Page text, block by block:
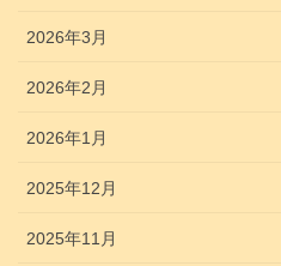
2026年3月
2026年2月
2026年1月
2025年12月
2025年11月